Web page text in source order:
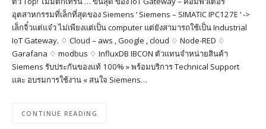
อุตสาหกรรมที่เล็กที่สุดของ Siemens ‘ Siemens – SIMATIC IPC127E ‘ ->
เล็กจิ๋วแต่แจ๋ว ไม่เพียงแต่เป็น computer แต่ยังสามารถใช้เป็น Industrial
IoT Gateway. ♢ Cloud – aws , Google , cloud ♢ Node-RED ♢
Garafana ♢ modbus ♢ InfluxDB IBCON ตัวแทนจำหน่ายสินค้า
Siemens รับประกันของแท้ 100% » พร้อมบริการ Technical Support
และ อบรมการใช้งาน « สนใจ Siemens…
CONTINUE READING